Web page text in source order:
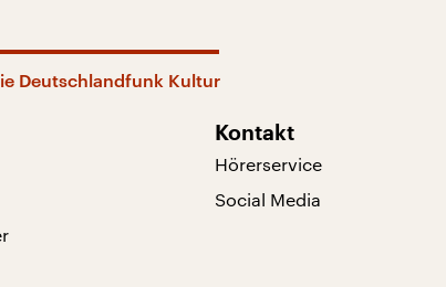
Deutschlandfunk Kultur
Kontakt
Hörerservice
Social Media